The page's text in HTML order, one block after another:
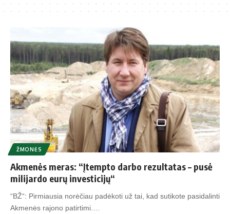
ŽMONĖS
Akmenės meras: “Įtempto darbo rezultatas – pusė
milijardo eurų investicijų“
“BŽ“: Pirmiausia norėčiau padėkoti už tai, kad sutikote pasidalinti
Akmenės rajono patirtimi.…